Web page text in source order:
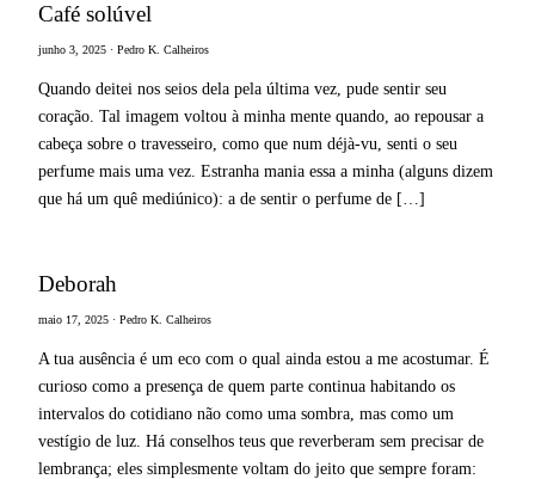
Café solúvel
junho 3, 2025 · Pedro K. Calheiros
Quando deitei nos seios dela pela última vez, pude sentir seu
coração. Tal imagem voltou à minha mente quando, ao repousar a
cabeça sobre o travesseiro, como que num déjà-vu, senti o seu
perfume mais uma vez. Estranha mania essa a minha (alguns dizem
que há um quê mediúnico): a de sentir o perfume de […]
Deborah
maio 17, 2025 · Pedro K. Calheiros
A tua ausência é um eco com o qual ainda estou a me acostumar. É
curioso como a presença de quem parte continua habitando os
intervalos do cotidiano não como uma sombra, mas como um
vestígio de luz. Há conselhos teus que reverberam sem precisar de
lembrança; eles simplesmente voltam do jeito que sempre foram: